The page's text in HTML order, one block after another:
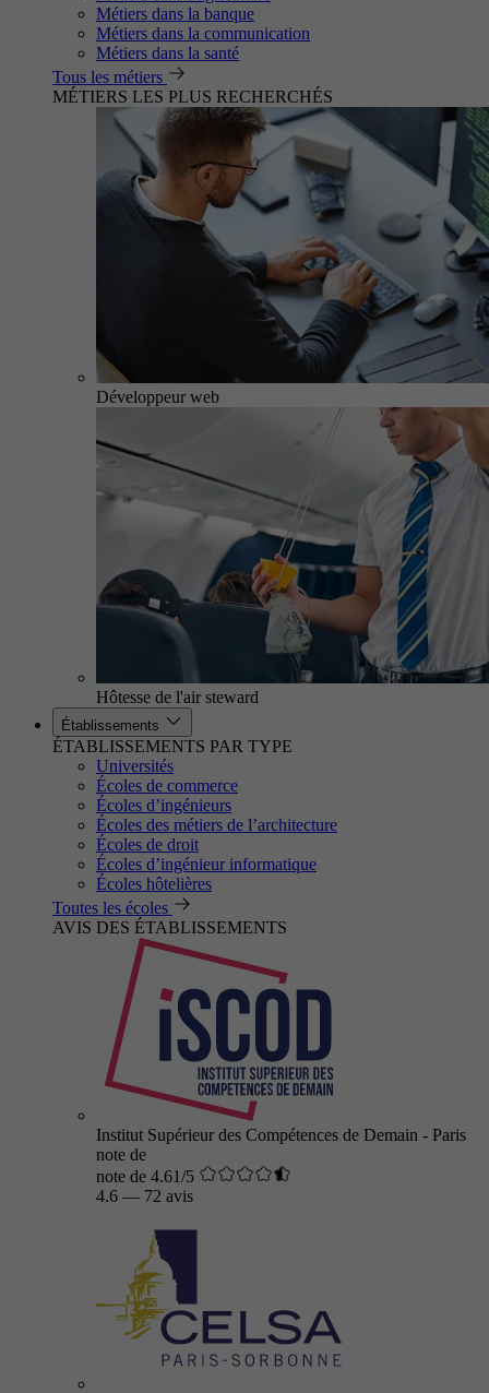
Métiers dans la banque
Métiers dans la communication
Métiers dans la santé
Tous les métiers
MÉTIERS LES PLUS RECHERCHÉS
Développeur web
Hôtesse de l'air steward
Établissements
ÉTABLISSEMENTS PAR TYPE
Universités
Écoles de commerce
Écoles d’ingénieurs
Écoles des métiers de l’architecture
Écoles de droit
Écoles d’ingénieur informatique
Écoles hôtelières
Toutes les écoles
AVIS DES ÉTABLISSEMENTS
Institut Supérieur des Compétences de Demain - Paris
note de
note de 4.61/5
4.6 — 72 avis